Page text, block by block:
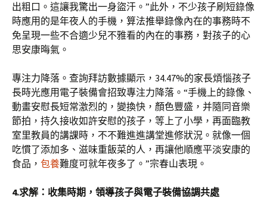
出粗口。這讓我驚出一身盜汗。”此外，不少孩子刷短錄像
時應用的是年夜人的手機，算法推舉錄像內在的事務時不
免呈現一些不合適少兒不雅看的內在的事務，對孩子的心
思安康晦氣。
專注力降落。查詢拜訪數據顯示，34.47%的家長煩惱孩子
長時光應用電子裝備會招致專注力降落。“手機上的錄像、
動畫安慰長短常激烈的，變換快，顏色豐盛，并隨同音樂
節拍，持久接收如許安慰的孩子，等上了小學，再面臨教
室里教員的講課時，不不難進進講堂進修狀況。就像一個
吃慣了添加多、滋味重飯菜的人，再讓他順應平淡安康的
食品， 包養難度可就年夜多了。”宗春山表現。
4.求解：收集時期，領導孩子與電子裝備協調共處